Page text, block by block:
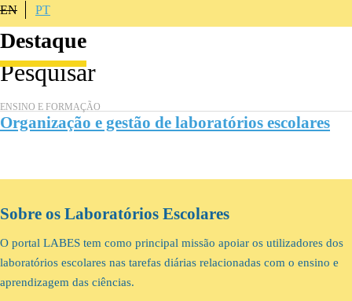
EN PT
Destaque
ENSINO E FORMAÇÃO
Organização e gestão de laboratórios escolares
Sobre os Laboratórios Escolares
O portal LABES tem como principal missão apoiar os utilizadores dos
laboratórios escolares nas tarefas diárias relacionadas com o ensino e
aprendizagem das ciências.